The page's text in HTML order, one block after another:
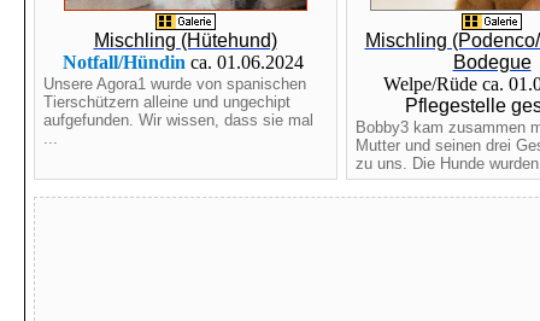
Mischling (Hütehund)
Notfall/Hündin ca. 01.06.2024
Unsere Agora1 wurde von spanischen
Tierschützern alleine und ungechipt
aufgefunden. Wir wissen, dass sie mal
...
Mischling
Bodegue
Welpe/Rüde ca.
Pflegestelle
Bobby3 kam zusammen
Mutter und seinen drei
zu uns. Die Hunde